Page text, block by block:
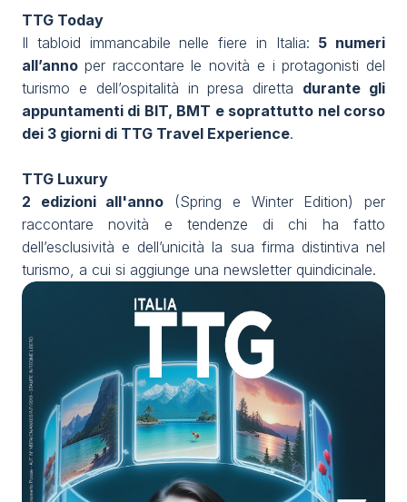
TTG Today
Il tabloid immancabile nelle fiere in Italia: 5 numeri
all’anno per raccontare le novità e i protagonisti del
turismo e dell’ospitalità in presa diretta durante gli
appuntamenti di BIT, BMT e soprattutto nel corso
dei 3 giorni di TTG Travel Experience.
TTG Luxury
2 edizioni all'anno (Spring e Winter Edition) per
raccontare novità e tendenze di chi ha fatto
dell’esclusività e dell’unicità la sua firma distintiva nel
turismo, a cui si aggiunge una newsletter quindicinale.